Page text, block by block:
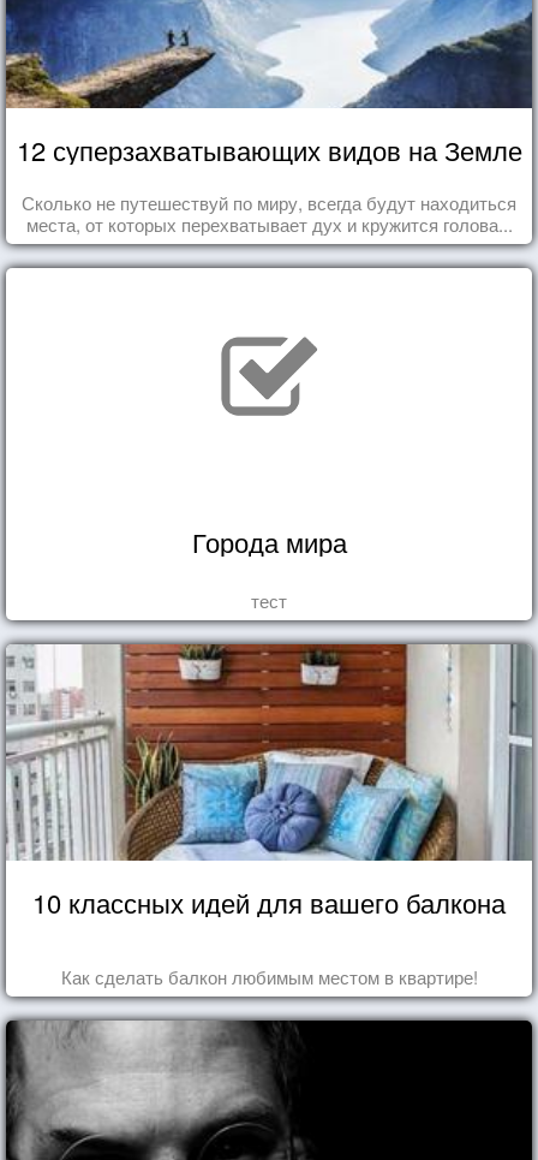
12 суперзахватывающих видов на Земле
Сколько не путешествуй по миру, всегда будут находиться
места, от которых перехватывает дух и кружится голова...
Города мира
тест
10 классных идей для вашего балкона
Как сделать балкон любимым местом в квартире!